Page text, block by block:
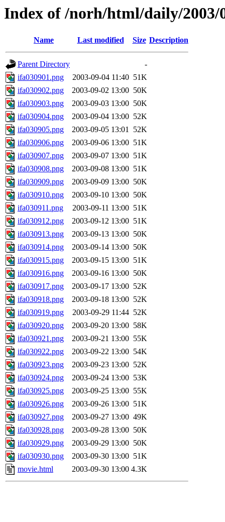
Index of /norh/html/daily/2003/
Name Last modified Size Description
Parent Directory
-
ifa030901.png
2003-09-04 11:40 51K
ifa030902.png
2003-09-02 13:00 50K
ifa030903.png
2003-09-03 13:00 50K
ifa030904.png
2003-09-04 13:00 52K
ifa030905.png
2003-09-05 13:01 52K
ifa030906.png
2003-09-06 13:00 51K
ifa030907.png
2003-09-07 13:00 51K
ifa030908.png
2003-09-08 13:00 51K
ifa030909.png
2003-09-09 13:00 50K
ifa030910.png
2003-09-10 13:00 50K
ifa030911.png
2003-09-11 13:00 51K
ifa030912.png
2003-09-12 13:00 51K
ifa030913.png
2003-09-13 13:00 50K
ifa030914.png
2003-09-14 13:00 50K
ifa030915.png
2003-09-15 13:00 51K
ifa030916.png
2003-09-16 13:00 50K
ifa030917.png
2003-09-17 13:00 52K
ifa030918.png
2003-09-18 13:00 52K
ifa030919.png
2003-09-29 11:44 52K
ifa030920.png
2003-09-20 13:00 58K
ifa030921.png
2003-09-21 13:00 55K
ifa030922.png
2003-09-22 13:00 54K
ifa030923.png
2003-09-23 13:00 52K
ifa030924.png
2003-09-24 13:00 53K
ifa030925.png
2003-09-25 13:00 55K
ifa030926.png
2003-09-26 13:00 51K
ifa030927.png
2003-09-27 13:00 49K
ifa030928.png
2003-09-28 13:00 50K
ifa030929.png
2003-09-29 13:00 50K
ifa030930.png
2003-09-30 13:00 51K
movie.html
2003-09-30 13:00 4.3K